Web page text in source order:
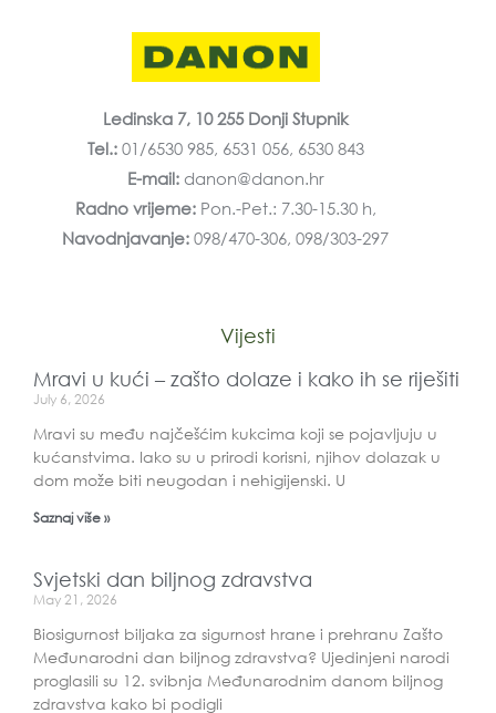
Ledinska 7, 10 255 Donji Stupnik
Tel.:01/6530 985, 6531 056, 6530 843
E-mail:danon@danon.hr
Radno vrijeme: Pon.-Pet.: 7.30-15.30 h,
Navodnjavanje:098/470-306, 098/303-297
Vijesti
Mravi u kući – zašto dolaze i kako ih se riješiti
July 6, 2026
Mravi su među najčešćim kukcima koji se pojavljuju u
kućanstvima. Iako su u prirodi korisni, njihov dolazak u
dom može biti neugodan i nehigijenski. U
Saznaj više »
Svjetski dan biljnog zdravstva
May 21, 2026
Biosigurnost biljaka za sigurnost hrane i prehranu Zašto
Međunarodni dan biljnog zdravstva? Ujedinjeni narodi
proglasili su 12. svibnja Međunarodnim danom biljnog
zdravstva kako bi podigli